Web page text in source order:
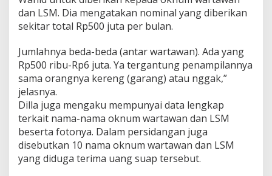
a
r
t
w
a
n
n
L
S
M
dan LSM. Dia mengatakan nominal yang diberikan
sekitar total Rp500 juta per bulan.
Jumlahnya beda-beda (antar wartawan). Ada yang
Rp500 ribu-Rp6 juta. Ya tergantung penampilannya
sama orangnya kereng (garang) atau nggak,”
jelasnya.
Dilla juga mengaku mempunyai data lengkap
terkait nama-nama oknum wartawan dan LSM
beserta fotonya. Dalam persidangan juga
disebutkan 10 nama oknum wartawan dan LSM
yang diduga terima uang suap tersebut.